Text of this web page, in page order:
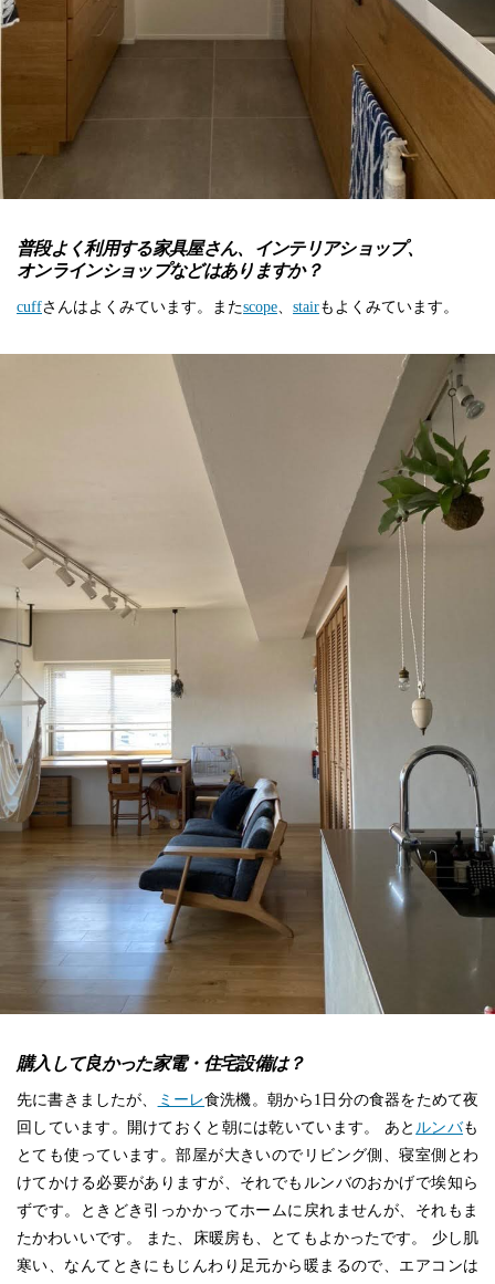
普段よく利用する家具屋さん、インテリアショップ、
オンラインショップなどはありますか？
cuffさんはよくみています。またscope stairもよくみています。
購入して良かった家電・住宅設備は？
先に書きましたが、 ミーレ食洗機。朝から1日分の食器をためて夜
回しています。開けておくと朝には乾いています。 あと ルンバも
とても使っています。部屋が大きいのでリビング側、寝室側とわ
けてかける必要がありますが、それでもルンバのおかげで埃知ら
ずです。ときどき引っかかってホームに戻れませんが、それもま
たかわいいです。 また、床暖房も、とてもよかったです。 少し肌
寒い、なんてときにもじんわり足元から暖まるので、エアコンは